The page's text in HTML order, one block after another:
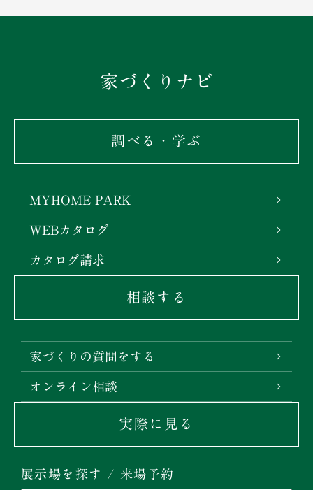
家づくりナビ
調べる・学ぶ
MYHOME PARK
WEBカタログ
カタログ請求
相談する
家づくりの質問をする
オンライン相談
実際に見る
展示場を探す / 来場予約